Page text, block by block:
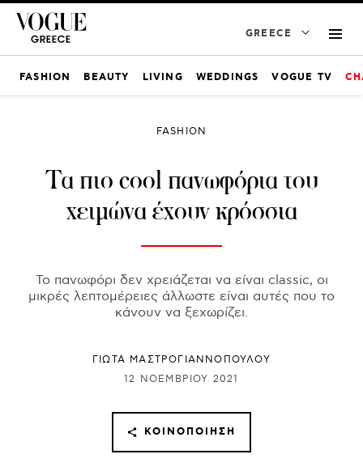
GREECE
FASHION BEAUTY LIVING WEDDINGS VOGUE TV
FASHION
Τα πιο cool πανωφόρια του
χειμώνα έχουν κρόσσια
Το πανωφόρι δεν χρειάζεται να είναι classic, οι
μικρές λεπτομέρειες άλλωστε είναι αυτές που το
κάνουν να ξεχωρίζει.
ΓΙΩΤΑ ΜΑΣΤΡΟΓΙΑΝΝΟΠΟΥΛΟΥ
12 ΝΟΕΜΒΡΊΟΥ 2021
ΚΟΙΝΟΠΟΊΗΣΗ